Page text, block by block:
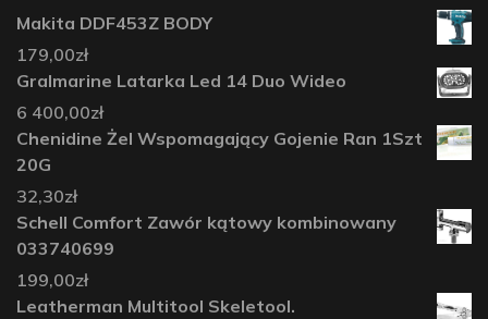
Makita DDF453Z BODY
179,00zł
Gralmarine Latarka Led 14 Duo Wideo
6 400,00zł
Chenidine Żel Wspomagający Gojenie Ran 1Szt
20G
32,30zł
Schell Comfort Zawór kątowy kombinowany
033740699
199,00zł
Leatherman Multitool Skeletool.